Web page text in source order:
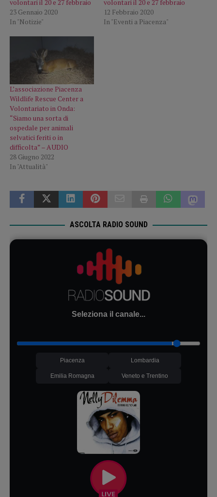
volontari il 20 e 27 febbraio
23 Gennaio 2020
In "Notizie"
volontari il 20 e 27 febbraio
12 Febbraio 2020
In "Eventi a Piacenza"
L’associazione Piacenza
Wildlife Rescue Center a
Volontariato in Onda:
“Siamo una sorta di
ospedale per animali
selvatici feriti o in
difficolta” – AUDIO
28 Giugno 2022
In "Attualità"
ASCOLTA RADIO SOUND
Seleziona il canale...
Piacenza Lombardia
Emilia Romagna Veneto e Trentino